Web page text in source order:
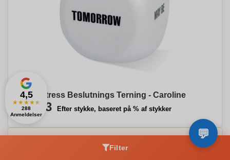
Anti-Stress Beslutnings Terning - Caroline
€1,53 Efter stykke, baseret på % af stykker
Filter
4,5
★★★★★
288
Anmeldelser